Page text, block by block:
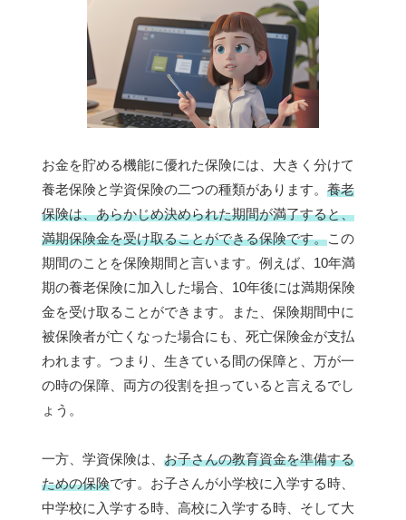
お金を貯める機能に優れた保険には、大きく分けて
養老保険と学資保険の二つの種類があります。 養老
保険は、あらかじめ決められた期間が満了すると、
満期保険金を受け取ることができる保険です。この
期間のことを保険期間と言います。例えば、10年満
期の養老保険に加入した場合、10年後には満期保険
金を受け取ることができます。また、保険期間中に
被保険者が亡くなった場合にも、死亡保険金が支払
われます。つまり、生きている間の保障と、万が一
の時の保障、両方の役割を担っていると言えるでし
ょう。
一方、学資保険は、 お子さんの教育資金を準備する
ための保険です。お子さんが小学校に入学する時、
中学校に入学する時、高校に入学する時、そして大